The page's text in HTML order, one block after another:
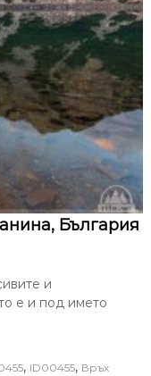
България
и
е и под името
, ID00455, Връх